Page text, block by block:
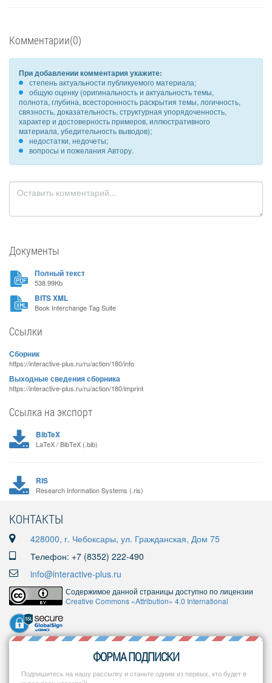
Комментарии(0)
При добавлении комментария укажите:
степень актуальности публикуемого материала;
общую оценку (оригинальность и актуальность темы,
полнота, глубина, всесторонность раскрытия темы, логичность,
связность, доказательность, структурная упорядоченность,
характер и достоверность примеров, иллюстративного
материала, убедительность выводов);
недостатки, недочеты;
вопросы и пожелания Автору.
Документы
Полный текст
538.99Kb
BITS XML
Book Interchange Tag Suite
Ссылки
Сборник
https://interactive-plus.ru/ru/action/180/info
Выходные сведения сборника
https://interactive-plus.ru/ru/action/180/imprint
Ссылка на экспорт
BibTeX
LaTeX / BibTeX (.bib)
RIS
Research Information Systems (.ris)
КОНТАКТЫ
428000, г. Чебоксары, ул. Гражданская, Дом 75
Телефон: +7 (8352) 222-490
info@interactive-plus.ru
Содержимое данной страницы доступно по лицензии
Creative Commons «Attribution» 4.0 International
ФОРМА ПОДПИСКИ
Подпишитесь на нашу рассылку и станьте одним из первых, кто будет в